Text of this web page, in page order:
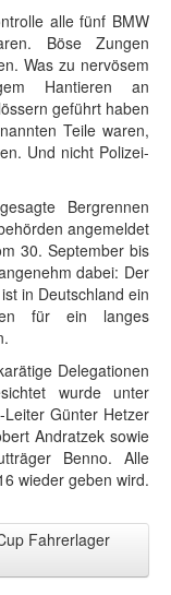
alle fünf BMW
Böse Zungen
Was zu nervösem
Hantieren an
geführt haben
Teile waren,
Und nicht Polizei-
Bergrennen
angemeldet
30. September bis
dabei: Der
in Deutschland ein
für ein langes
Delegationen
wurde unter
Günter Hetzer
Andratzek sowie
Benno. Alle
wieder geben wird.
Fahrerlager